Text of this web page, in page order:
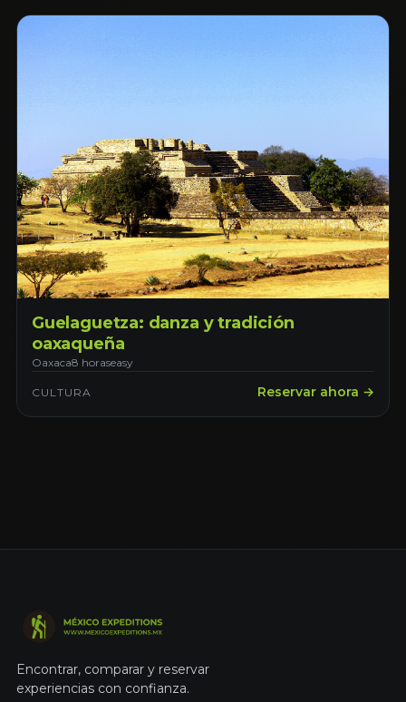
Guelaguetza: danza y tradición
oaxaqueña
Oaxaca8 horaseasy
CULTURA Reservar ahora →
Encontrar, comparar y reservar
experiencias con confianza.